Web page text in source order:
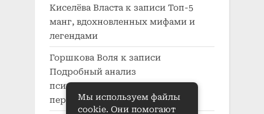
Киселёва Власта к записи Топ-5
манг, вдохновленных мифами и
легендами
Горшкова Воля к записи
Подробный анализ
психологического развития
персонажей в манге
Мы используем файлы
cookie. Они помогают